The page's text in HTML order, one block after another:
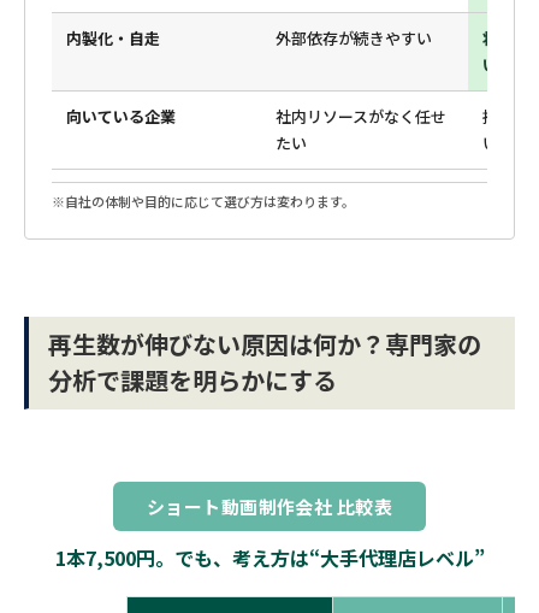
内製化・自走 外部依存が続きやすい
将来の
い
向いている企業
社内リソースがなく任せ
たい
担当者
い
※自社の体制や目的に応じて選び方は変わります。
再生数が伸びない原因は何か？専門家の
分析で課題を明らかにする
ショート動画制作会社 比較表
1本7,500円。でも、考え方は“大手代理店レベル”